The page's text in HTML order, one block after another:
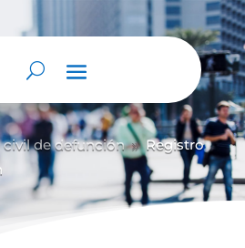
civil de defunción 9 Registro